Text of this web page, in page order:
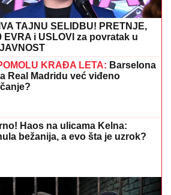
TAJNU SELIDBU! PRETNJE,
EVRA i USLOVI za povratak u
KRAĐA LETA: Barselona
Real Madridu već viđeno
Haos na ulicama Kelna:
bežanija, a evo šta je uzrok?